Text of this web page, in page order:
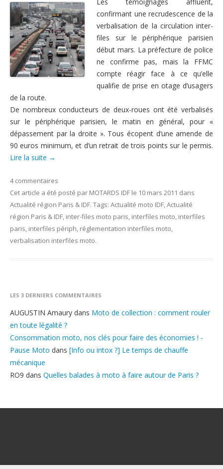
Rejoins nous
Nous contacter
confirmant une recrudescence de la
verbalisation de la circulation inter-
files sur le périphérique parisien
début mars. La préfecture de police
ne confirme pas, mais la FFMC
compte réagir face à ce qu’elle
qualifie de prise en otage d’usagers
de la route.
De nombreux conducteurs de deux-roues ont été verbalisés
sur le périphérique parisien, le matin en général, pour «
dépassement par la droite ». Tous écopent d’une amende de
90 euros minimum, et d’un retrait de trois points sur le permis.
Lire la suite →
4 commentaires
Cet article a été posté par MOTARDS IDF le 10 mars 2011 dans
Actualité région Paris & IDF. Tags: Actualité moto IDF,Actualité
région Paris & IDF, inter-files moto paris, interfiles moto, interfiles
paris, interfiles périph, réglementation interfiles moto,
verbalisation interfiles moto.
LES 3 DERNIERS COMMENTAIRES
AUGUSTIN Amaury dans Moto de collection : comment rouler
en toute légalité ?
Consommation moto, nos clés pour faire des économies ! -
Pause Moto dans [Info ou intox ?] Le temps de chauffe
mécanique
RO9 dans Quelles balades à moto à faire autour de Paris ?